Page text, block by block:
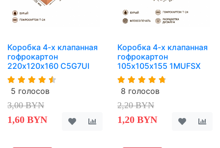
Коробка 4-х клапанная
гофрокартон
220х120х160 C5G7UI
5 голосов
3,00 BYN
1,60 BYN
Коробка 4-х клапанная
гофрокартон
105х105х155 1MUFSX
8 голосов
2,20 BYN
1,20 BYN